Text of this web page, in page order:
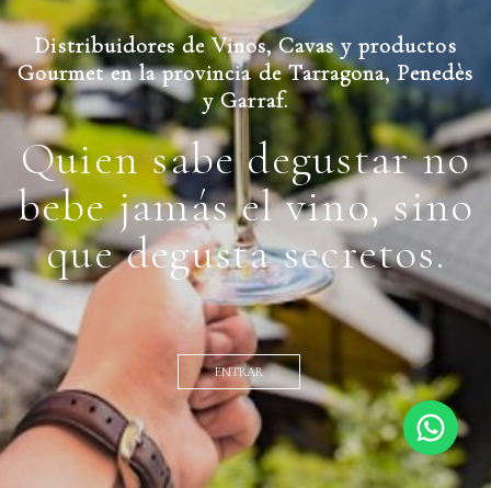
Distribuidores de Vinos, Cavas y productos
Gourmet en la provincia de Tarragona, Penedès
y Garraf.
Quien sabe degustar no
bebe jamás el vino, sino
que degusta secretos.
ENTRAR